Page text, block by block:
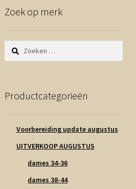
Zoek op merk
Zoeken
naar:
Productcategorieën
Voorbereiding update augustus
UITVERKOOP AUGUSTUS
dames 34-36
dames 38-44